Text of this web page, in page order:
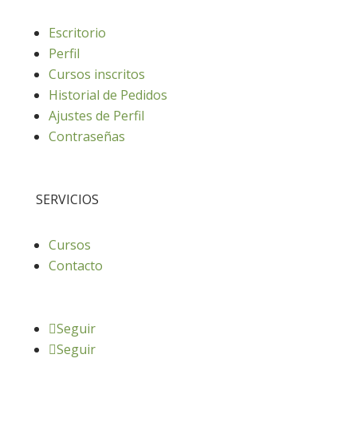
Escritorio
Perfil
Cursos inscritos
Historial de Pedidos
Ajustes de Perfil
Contraseñas
SERVICIOS
Cursos
Contacto
Seguir
Seguir